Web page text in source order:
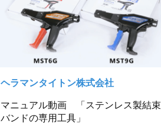
ヘラマンタイトン株式会社
マニュアル動画 「ステンレス製結束
バンドの専用工具」